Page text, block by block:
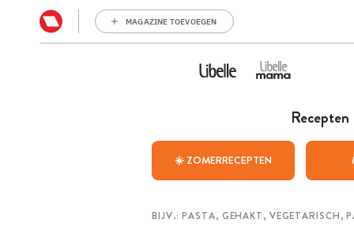
MAGAZINE TOEVOEGEN
Recepten
☀️ ZOMERRECEPTEN